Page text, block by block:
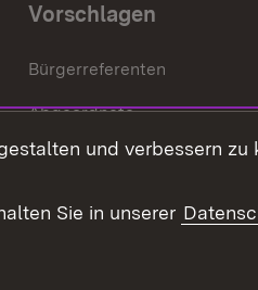
Vorschlagen
Bürgerreferenten
Abgeordnete
Bürgerbeauftragte
und verbessern zu
Sie in unserer